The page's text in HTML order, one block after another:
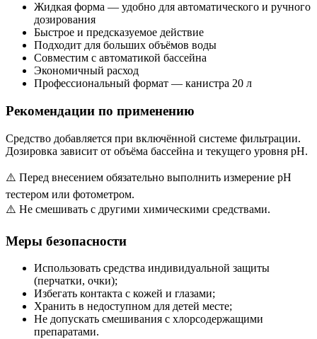
Жидкая форма — удобно для автоматического и ручного
дозирования
Быстрое и предсказуемое действие
Подходит для больших объёмов воды
Совместим с автоматикой бассейна
Экономичный расход
Профессиональный формат — канистра 20 л
Рекомендации по применению
Средство добавляется при включённой системе фильтрации.
Дозировка зависит от объёма бассейна и текущего уровня pH.
⚠️ Перед внесением обязательно выполнить измерение pH
тестером или фотометром.
⚠️ Не смешивать с другими химическими средствами.
Меры безопасности
Использовать средства индивидуальной защиты
(перчатки, очки);
Избегать контакта с кожей и глазами;
Хранить в недоступном для детей месте;
Не допускать смешивания с хлорсодержащими
препаратами.